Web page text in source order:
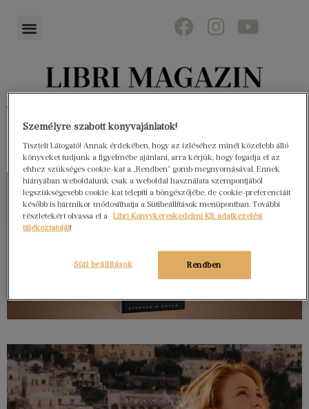
Személyre szabott könyvajánlatok!
Tisztelt Látogató! Annak érdekében, hogy az ízléséhez minél közelebb álló
könyveket tudjunk a figyelmébe ajánlani, arra kérjük, hogy fogadja el az
ehhez szükséges cookie-kat a „Rendben” gomb megnyomásával. Ennek
hiányában weboldalunk csak a weboldal használata szempontjából
legszükségesebb cookie-kat telepíti a böngészőjébe, de cookie-preferenciáit
később is bármikor módosíthatja a Sütibeállítások menüpontban. További
részletekért olvassa el a
Libri Könyvkereskedelmi Kft. adatkezelési
tájékoztatóját!
Rendben
Süti beállítások